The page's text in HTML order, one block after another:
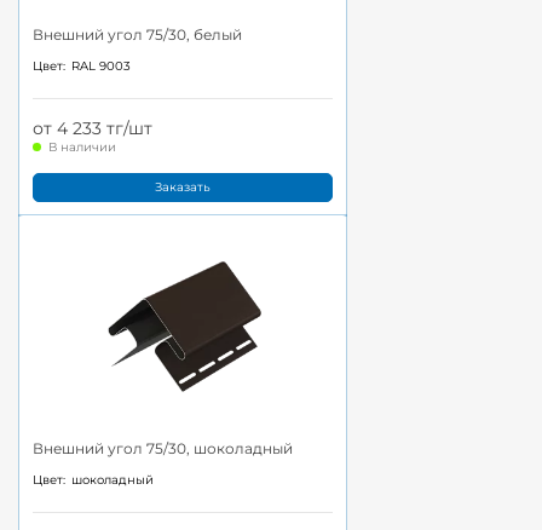
Внешний угол 75/30, белый
Цвет: RAL 9003
от 4 233 тг/шт
В наличии
Заказать
Внешний угол 75/30, шоколадный
Цвет: шоколадный